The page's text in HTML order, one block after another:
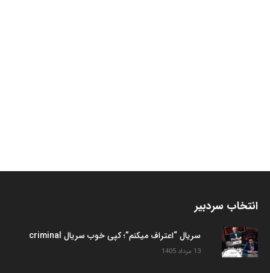
انتخاب سردبیر
سریال “اعتراف میکنم”؛ کپی خوب سریال criminal
13 مرداد 1405